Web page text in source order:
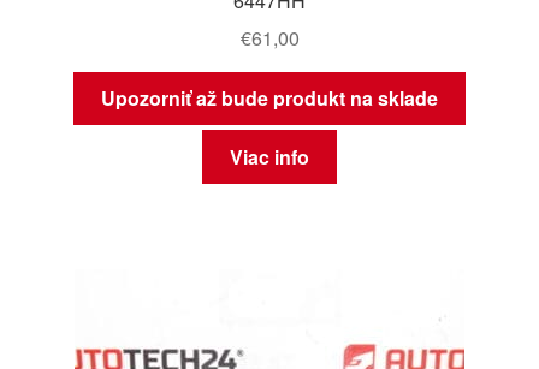
€61,00
Upozorniť až bude produkt na sklade
Viac info